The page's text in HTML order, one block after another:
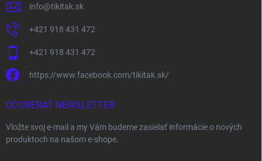
info@tikitak.sk
+421 918 431 472
+421 918 431 472
https://www.facebook.com/tikitak.sk/
ODOBERAŤ NEWSLETTER
Vložte svoj e-mail a my Vám budeme zasielať informácie o nových
produktoch na našom e-shope.